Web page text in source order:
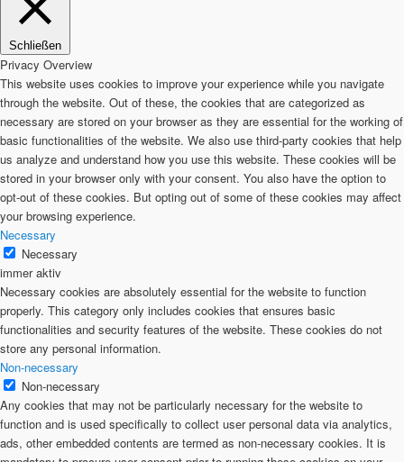
Schließen
Privacy Overview
This website uses cookies to improve your experience while you navigate
through the website. Out of these, the cookies that are categorized as
necessary are stored on your browser as they are essential for the working of
basic functionalities of the website. We also use third-party cookies that help
us analyze and understand how you use this website. These cookies will be
stored in your browser only with your consent. You also have the option to
opt-out of these cookies. But opting out of some of these cookies may affect
your browsing experience.
Necessary
Necessary
immer aktiv
Necessary cookies are absolutely essential for the website to function
properly. This category only includes cookies that ensures basic
functionalities and security features of the website. These cookies do not
store any personal information.
Non-necessary
Non-necessary
Any cookies that may not be particularly necessary for the website to
function and is used specifically to collect user personal data via analytics,
ads, other embedded contents are termed as non-necessary cookies. It is